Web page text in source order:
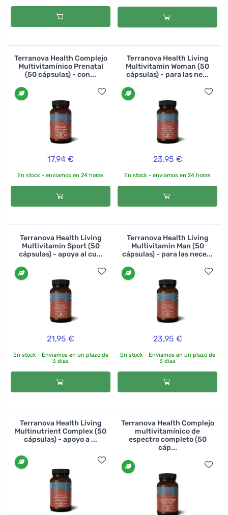
Terranova Health Complejo
Multivitamínico Prenatal
(50 cápsulas) - con...
17,94 €
En stock - enviamos en 24 horas
Terranova Health Living
Multivitamin Woman (50
cápsulas) - para las ne...
23,95 €
En stock - enviamos en 24 horas
Terranova Health Living
Multivitamin Sport (50
cápsulas) - apoya al cu...
21,95 €
En stock - Enviamos en un plazo de
3 días
Terranova Health Living
Multivitamin Man (50
cápsulas) - para las nece...
23,95 €
En stock - Enviamos en un plazo de
3 días
Terranova Health Living
Multinutrient Complex (50
cápsulas) - apoyo a ...
Terranova Health Complejo
multivitamínico de
espectro completo (50
cáp...